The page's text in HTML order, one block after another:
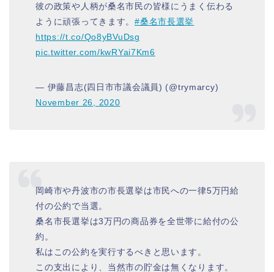
彼の政策や人柄が桑名市民の皆様にうまく伝わる
ように頑張ってきます。#桑名市長選挙
https://t.co/Qo8yBVuDsg
pic.twitter.com/kwRYai7Km6
— 伊藤昌志(四日市市議会議員) (@trymarcy)
November 26, 2020
岡崎市や丹波市の市長選挙は市民への一律5万円給
付の公約で当選。
桑名市長選挙は3万円の商品券を全世帯に給付の公
約。
私はこの公約を実行するべきと思います。
この支出により、当然市の貯金は無くなります。